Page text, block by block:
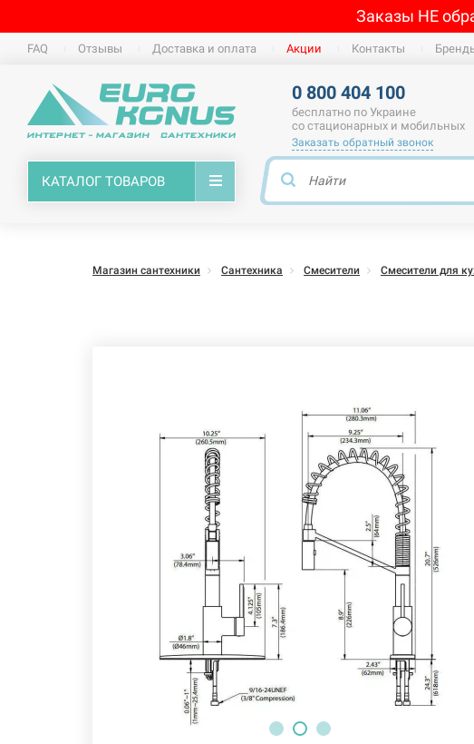
Заказы НЕ
FAQ Отзывы Доставка и оплата Акции Контакты
0 800 404 100
бесплатно по Украине
со стационарных и мобильных
Заказать обратный звонок
КАТАЛОГ ТОВАРОВ
Магазин сантехники Сантехника Смесители Смесители для